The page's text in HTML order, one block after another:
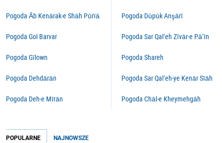
Pogoda Āb Kenārak-e Shāh Pūrīā
Pogoda Gol Barvar
Pogoda Gīlown
Pogoda Dehdārān
Pogoda Deh-e Mīrān
Pogoda Dūpūk Anşārī
Pogoda Sar Qal‘eh Zīvār-e Pā’īn
Pogoda Shareh
Pogoda Sar Qal‘eh-ye Kenār Sīāh
Pogoda Chāl-e Kheymehgāh
POPULARNE NAJNOWSZE